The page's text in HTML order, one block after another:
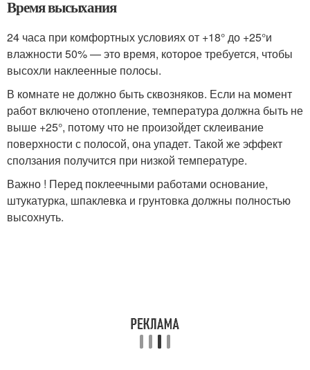
Время высыхания
24 часа при комфортных условиях от +18° до +25°и
влажности 50% — это время, которое требуется, чтобы
высохли наклеенные полосы.
В комнате не должно быть сквозняков. Если на момент
работ включено отопление, температура должна быть не
выше +25°, потому что не произойдет склеивание
поверхности с полосой, она упадет. Такой же эффект
сползания получится при низкой температуре.
Важно ! Перед поклеечными работами основание,
штукатурка, шпаклевка и грунтовка должны полностью
высохнуть.